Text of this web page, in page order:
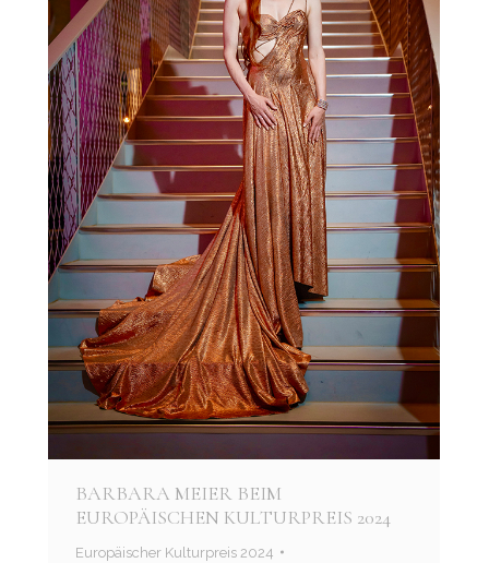
BARBARA MEIER BEIM
EUROPÄISCHEN KULTURPREIS 2024
Europäischer Kulturpreis 2024